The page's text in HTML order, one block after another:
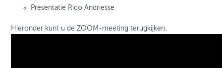
Presentatie Rico Andriesse
Hieronder kunt u de ZOOM-meeting terugkijken: